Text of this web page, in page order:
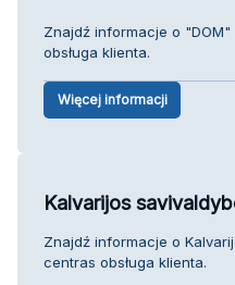
Znajdź informacje o "DOM"
obsługa klienta.
Więcej informacji
Kalvarijos
Znajdź informacje o
centras obsługa klienta.